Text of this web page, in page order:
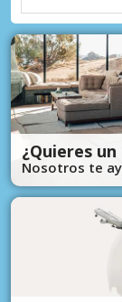
¿Quieres
Nosotros te